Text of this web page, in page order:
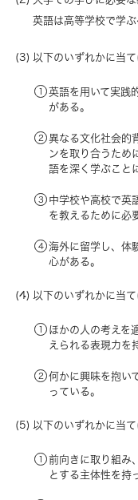
英語は高等学校で学
以下のいずれかに当
英語を用いて実践
がある。
異なる文化社会的
ンを取り合うため
語を深く学ぶこと
中学校や高校で英
を教えるために必
海外に留学し、体
心がある。
以下のいずれかに当
ほかの人の考えを
えられる表現力を
何かに興味を抱い
っている。
以下のいずれかに当
前向きに取り組み
とする主体性を持